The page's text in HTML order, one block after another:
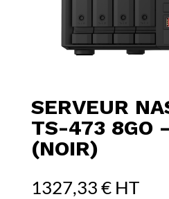
SERVEUR
TS-473 8GO
(NOIR)
1327,33€ HT